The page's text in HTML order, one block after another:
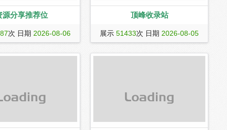
源分享推荐位
次 日期 2026-08-06
顶峰收录站
顶峰收录网
展示 51433次 日期 2026-08-05